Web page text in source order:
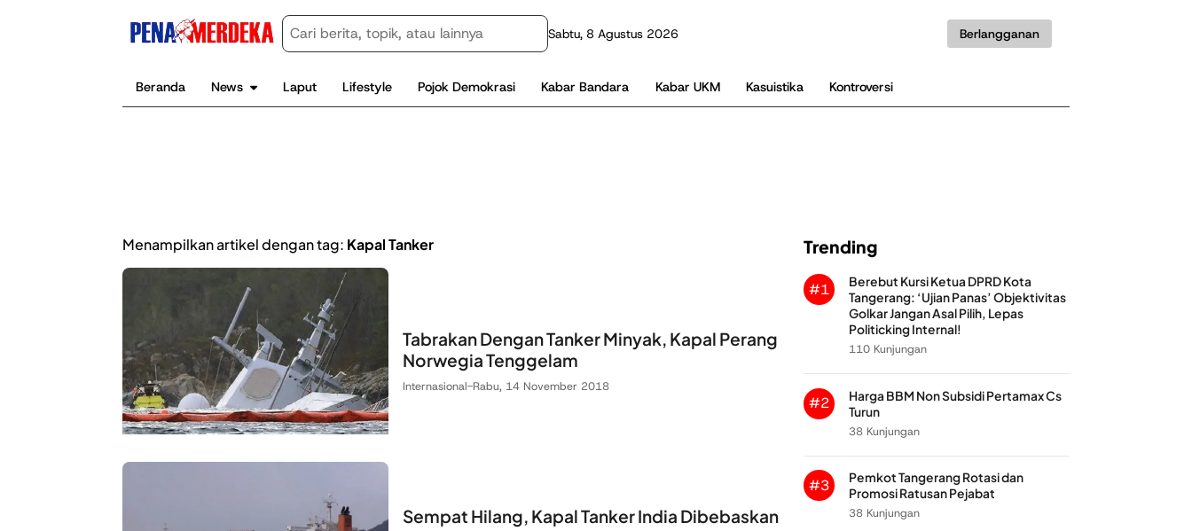
Sabtu, 8 Agustus 2026 Berlangganan
Beranda News Laput Lifestyle Pojok Demokrasi Kabar Bandara Kabar UKM Kasuistika Kontroversi
Menampilkan artikel dengan tag: Kapal Tanker
Tabrakan Dengan Tanker Minyak, Kapal Perang
Norwegia Tenggelam
Internasional-Rabu, 14 November 2018
Sempat Hilang, Kapal Tanker India Dibebaskan
Trending
#1
Berebut Kursi Ketua DPRD Kota
Tangerang: ‘Ujian Panas’ Objektivitas
Golkar Jangan Asal Pilih, Lepas
Politicking Internal!
110 Kunjungan
#2
Harga BBM Non Subsidi Pertamax Cs
Turun
38 Kunjungan
#3
Pemkot Tangerang Rotasi dan
Promosi Ratusan Pejabat
38 Kunjungan